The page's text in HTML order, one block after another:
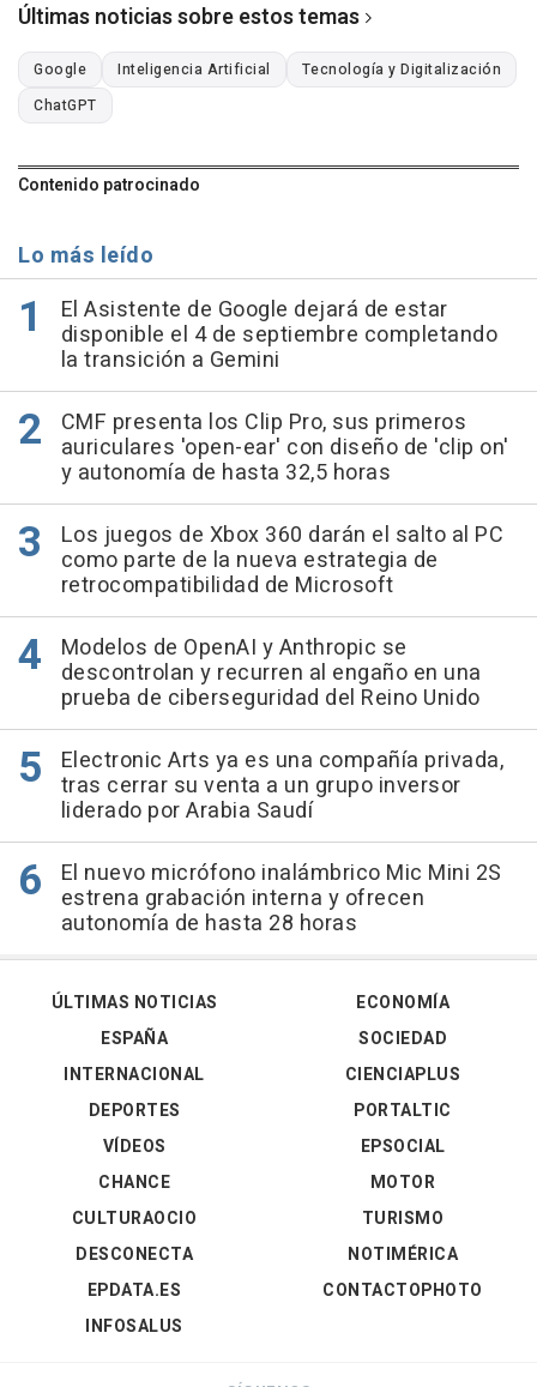
Últimas noticias sobre estos temas
Google Inteligencia Artificial
Tecnología y Digitalización
ChatGPT
Contenido patrocinado
Lo más leído
El Asistente de Google dejará de estar
disponible el 4 de septiembre completando
la transición a Gemini
CMF presenta los Clip Pro, sus primeros
auriculares 'open-ear' con diseño de 'clip on'
y autonomía de hasta 32,5 horas
Los juegos de Xbox 360 darán el salto al PC
como parte de la nueva estrategia de
retrocompatibilidad de Microsoft
Modelos de OpenAI y Anthropic se
descontrolan y recurren al engaño en una
prueba de ciberseguridad del Reino Unido
Electronic Arts ya es una compañía privada,
tras cerrar su venta a un grupo inversor
liderado por Arabia Saudí
El nuevo micrófono inalámbrico Mic Mini 2S
estrena grabación interna y ofrecen
autonomía de hasta 28 horas
ÚLTIMAS NOTICIAS
ESPAÑA
INTERNACIONAL
DEPORTES
VÍDEOS
ECONOMÍA
SOCIEDAD
CIENCIAPLUS
PORTALTIC
EPSOCIAL
CHANCE
CULTURAOCIO
DESCONECTA
EPDATA.ES
INFOSALUS
MOTOR
TURISMO
NOTIMÉRICA
CONTACTOPHOTO